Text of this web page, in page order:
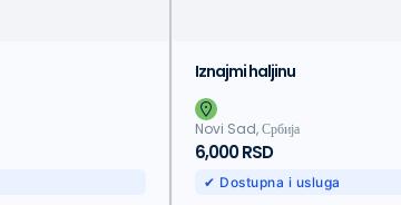
Iznajmi haljinu
Novi Sad, Србија
6,000 RSD
✔ Dostupna i usluga